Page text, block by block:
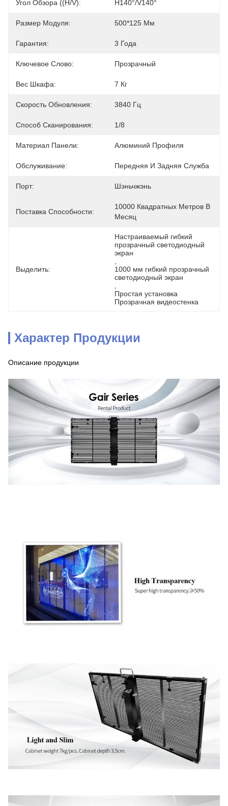
Угол Обзора ((H/V): H140°/V140°
Размер Модуля: 500*125 Мм
Гарантия: 3 Года
Ключевое Слово: Прозрачный
Вес Шкафа: 7 Кг
Скорость Обновления: 3840 Гц
Способ Сканирования: 1/8
Материал Панели: Алюминий Профиля
Обслуживание: Передняя И Задняя Служба
Порт: Шэньчжэнь
Поставка Способности:
10000 Квадратных Метров В
Месяц
Выделить:
Настраиваемый гибкий
прозрачный светодиодный
экран
1000 мм гибкий прозрачный
светодиодный экран
Простая установка
Прозрачная видеостенка
Характер Продукции
Описание продукции